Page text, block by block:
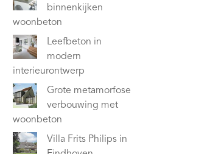
binnenkijken
woonbeton
Leefbeton in
modern
interieurontwerp
Grote metamorfose
verbouwing met
woonbeton
Villa Frits Philips in